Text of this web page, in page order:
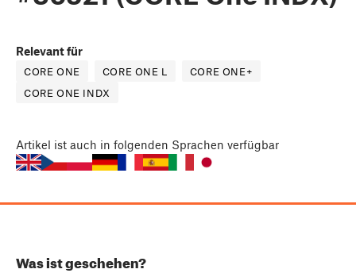
Relevant für
CORE ONE CORE ONE L
CORE ONE+
CORE ONE INDX
Artikel ist auch in folgenden Sprachen verfügbar
Was ist geschehen?